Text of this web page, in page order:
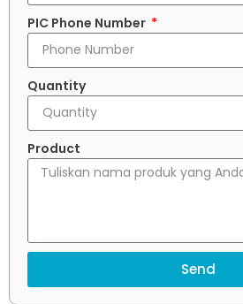
PIC Phone Number
Quantity
Product
Send